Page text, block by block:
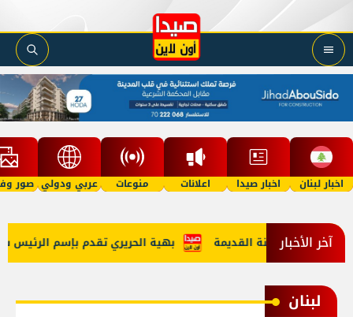
اخبار لبنان اخبار صيدا اعلانات منوعات عربي ودولي صور
آخر الأخبار بهية الحريري تقدم بإسم الرئيس سعد للمدينة القديمة
لبنان